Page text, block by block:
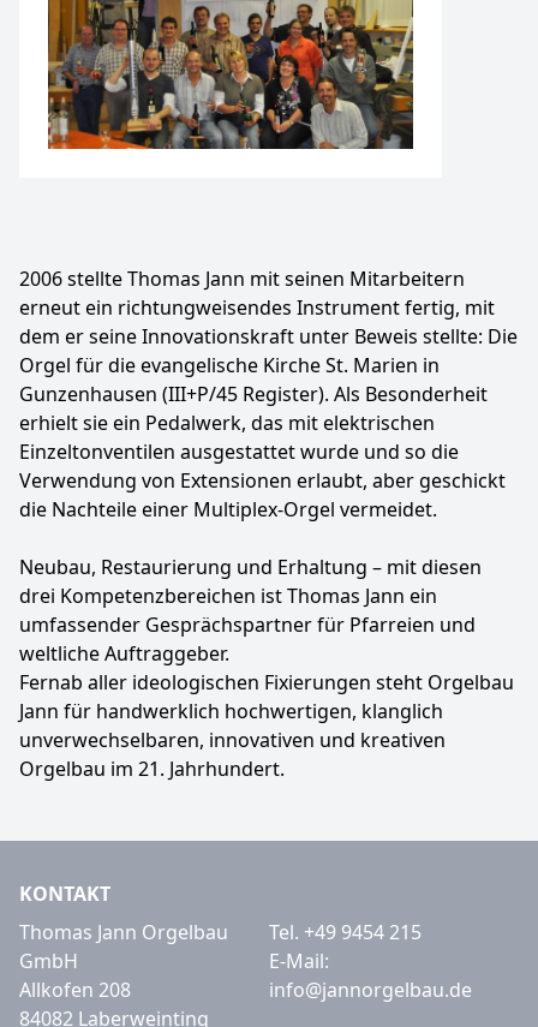
2006 stellte Thomas Jann mit seinen Mitarbeitern
erneut ein richtungweisendes Instrument fertig, mit
dem er seine Innovationskraft unter Beweis stellte: Die
Orgel für die evangelische Kirche St. Marien in
Gunzenhausen (III+P/45 Register). Als Besonderheit
erhielt sie ein Pedalwerk, das mit elektrischen
Einzeltonventilen ausgestattet wurde und so die
Verwendung von Extensionen erlaubt, aber geschickt
die Nachteile einer Multiplex-Orgel vermeidet.
Neubau, Restaurierung und Erhaltung – mit diesen
drei Kompetenzbereichen ist Thomas Jann ein
umfassender Gesprächspartner für Pfarreien und
weltliche Auftraggeber.
Fernab aller ideologischen Fixierungen steht Orgelbau
Jann für handwerklich hochwertigen, klanglich
unverwechselbaren, innovativen und kreativen
Orgelbau im 21. Jahrhundert.
KONTAKT
Thomas Jann Orgelbau
GmbH
Allkofen 208
84082 Laberweinting
Tel. +49 9454 215
E-Mail:
info@jannorgelbau.de